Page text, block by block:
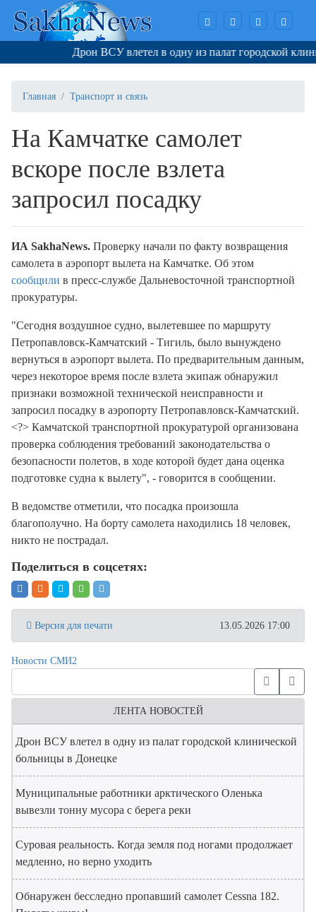
Дрон ВСУ влетел в одну из палат городской
Главная Транспорт и связь
На Камчатке самолет
вскоре после взлета
запросил посадку
ИА SakhaNews. Проверку начали по факту возвращения
самолета в аэропорт вылета на Камчатке. Об этом
сообщили в пресс-службе Дальневосточной транспортной
прокуратуры.
"Сегодня воздушное судно, вылетевшее по маршруту
Петропавловск-Камчатский - Тигиль, было вынуждено
вернуться в аэропорт вылета. По предварительным данным,
через некоторое время после взлета экипаж обнаружил
признаки возможной технической неисправности и
запросил посадку в аэропорту Петропавловск-Камчатский.
<?> Камчатской транспортной прокуратурой организована
проверка соблюдения требований законодательства о
безопасности полетов, в ходе которой будет дана оценка
подготовке судна к вылету", - говорится в сообщении.
В ведомстве отметили, что посадка произошла
благополучно. На борту самолета находились 18 человек,
никто не пострадал.
Поделиться в соцсетях:
Версия для печати 13.05.2026 17:00
Новости СМИ2
ЛЕНТА НОВОСТЕЙ
Дрон ВСУ влетел в одну из палат городской клинической
больницы в Донецке
Муниципальные работники арктического Оленька
вывезли тонну мусора с берега реки
Суровая реальность. Когда земля под ногами продолжает
медленно, но верно уходить
Обнаружен бесследно пропавший самолет Cessna 182.